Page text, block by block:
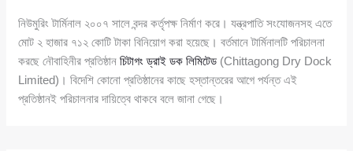
নিউমুরিং টার্মিনাল ২০০৭ সালে বন্দর কর্তৃপক্ষ নির্মাণ করে। যন্ত্রপাতি সংযোজনসহ এতে
মোট ২ হাজার ৭১২ কোটি টাকা বিনিয়োগ করা হয়েছে। বর্তমানে টার্মিনালটি পরিচালনা
করছে নৌবাহিনীর প্রতিষ্ঠানচিটাগং ড্রাই ডক লিমিটেড (Chittagong Dry Dock
Limited)। বিদেশি কোনো প্রতিষ্ঠানের কাছে হস্তান্তরের আগে পর্যন্ত এই
প্রতিষ্ঠানই পরিচালনার দায়িত্বে থাকবে বলে জানা গেছে।